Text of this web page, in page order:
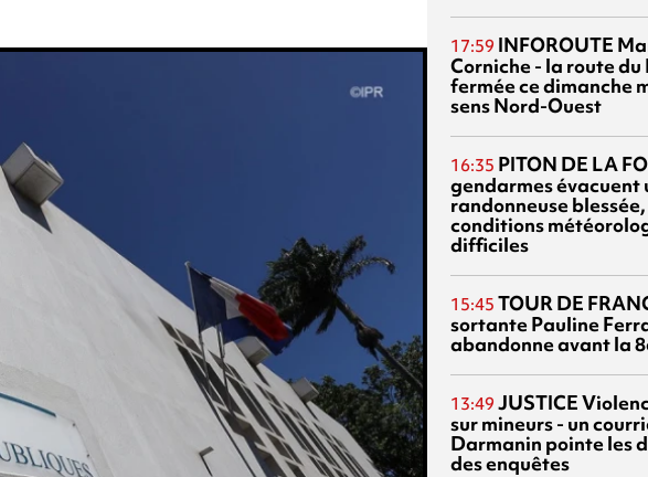
17:59 INFOROUTE
Corniche - la route
fermée ce dimanche
sens Nord-Ouest
16:35 PITON DE LA
gendarmes évacuent
randonneuse
conditions
difficiles
15:45 TOUR DE
sortante Pauline
abandonne avant la
13:49 JUSTICE
sur mineurs - un
Darmanin pointe les
des enquêtes